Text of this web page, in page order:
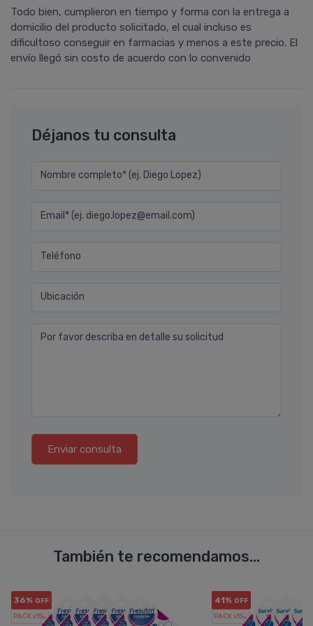
Todo bien, cumplieron en tiempo y forma con la entrega a
domicilio del producto solicitado, el cual incluso es
dificultoso conseguir en farmacias y menos a este precio. El
enví­o llegó sin costo de acuerdo con lo convenido
Déjanos tu consulta
Nombre completo* (ej. Diego Lopez)
Email* (ej. diego.lopez@email.com)
Teléfono
Ubicación
Por favor describa en detalle su solicitud
Enviar consulta
También te recomendamos...
36% OFF
PACK x15u.
41% OFF
PACK x15u.